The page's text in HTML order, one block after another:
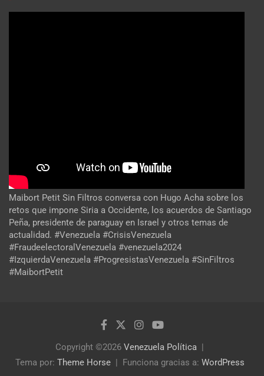
Maibort Petit Sin Filtros conversa con Hugo Acha sobre los
retos que impone Siria a Occidente, los acuerdos de Santiago
Peña, presidente de paraguay en Israel y otros temas de
actualidad. #Venezuela #CrisisVenezuela
#FraudeelectoralVenezuela #venezuela2024
#IzquierdaVenezuela #ProgresistasVenezuela #SinFiltros
#MaibortPetit
Copyright ©2026 Venezuela Política
Tema por: Theme Horse Funciona gracias a: WordPress